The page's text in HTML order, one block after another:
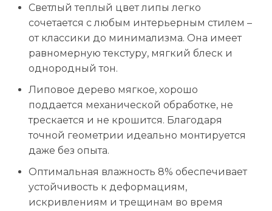
Светлый теплый цвет липы легко
сочетается с любым интерьерным стилем –
от классики до минимализма. Она имеет
равномерную текстуру, мягкий блеск и
однородный тон.
Липовое дерево мягкое, хорошо
поддается механической обработке, не
трескается и не крошится. Благодаря
точной геометрии идеально монтируется
даже без опыта.
Оптимальная влажность 8% обеспечивает
устойчивость к деформациям,
искривлениям и трещинам во время